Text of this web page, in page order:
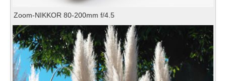
Zoom-NIKKOR 80-200mm f/4.5